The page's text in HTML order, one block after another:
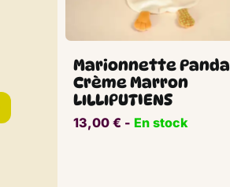
Marionnette Panda
Crème Marron
LILLIPUTIENS
13,00€ ​​ -En stock